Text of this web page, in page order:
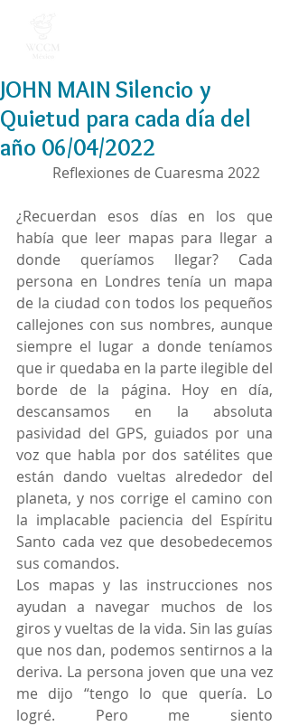
JOHN MAIN Silencio y
Quietud para cada día del
año 06/04/2022
Reflexiones de Cuaresma 2022
¿Recuerdan esos días en los que
había que leer mapas para llegar a
donde queríamos llegar? Cada
persona en Londres tenía un mapa
de la ciudad con todos los pequeños
callejones con sus nombres, aunque
siempre el lugar a donde teníamos
que ir quedaba en la parte ilegible del
borde de la página. Hoy en día,
descansamos en la absoluta
pasividad del GPS, guiados por una
voz que habla por dos satélites que
están dando vueltas alrededor del
planeta, y nos corrige el camino con
la implacable paciencia del Espíritu
Santo cada vez que desobedecemos
sus comandos.
Los mapas y las instrucciones nos
ayudan a navegar muchos de los
giros y vueltas de la vida. Sin las guías
que nos dan, podemos sentirnos a la
deriva. La persona joven que una vez
me dijo “tengo lo que quería. Lo
logré. Pero me siento